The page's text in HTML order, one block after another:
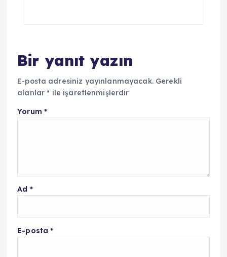
Bir yanıt yazın
E-posta adresiniz yayınlanmayacak. Gerekli
alanlar* ile işaretlenmişlerdir
Yorum *
Ad *
E-posta*